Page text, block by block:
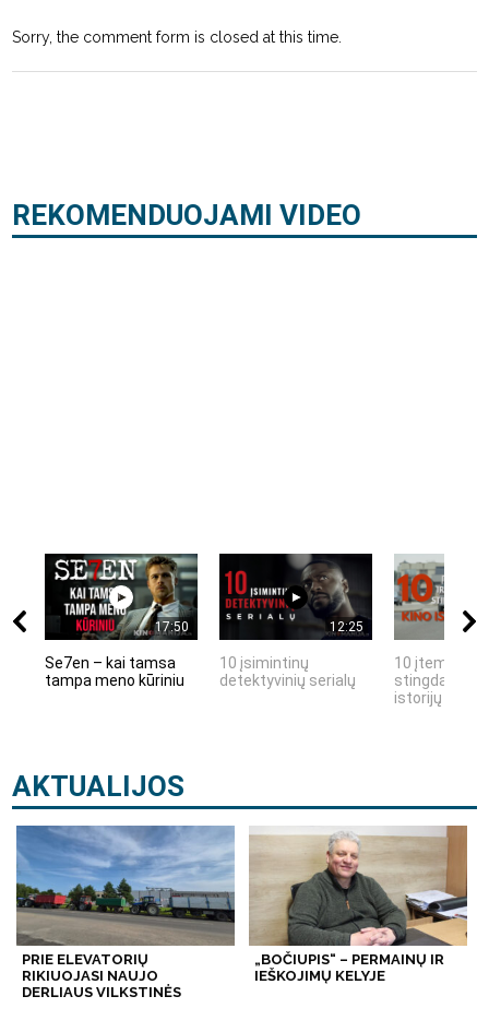
Sorry, the comment form is closed at this time.
REKOMENDUOJAMI VIDEO
17:50
Se7en – kai tamsa
tampa meno kūriniu
12:25
10 įsimintinų
detektyvinių serialų
10 įtemptų,
stingdančių
istorijų
AKTUALIJOS
PRIE ELEVATORIŲ
RIKIUOJASI NAUJO
DERLIAUS VILKSTINĖS
„BOČIUPIS“ – PERMAINŲ IR
IEŠKOJIMŲ KELYJE